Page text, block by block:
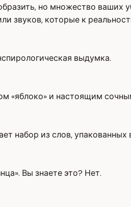
но множество
звуков, которые к
выдумка.
«яблоко» и настоящим
набор из слов, упакованных
Вы знаете это? Нет.